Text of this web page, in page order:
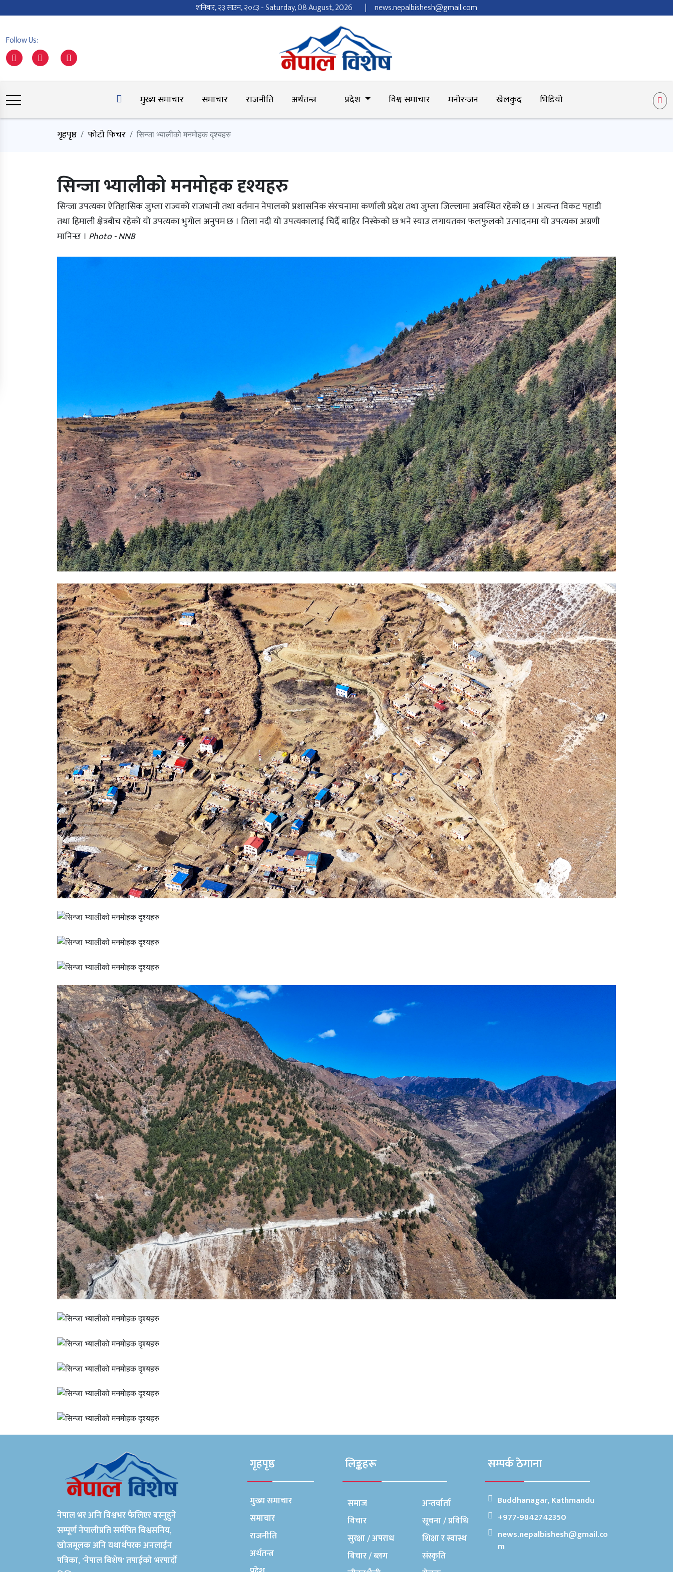
शनिबार, २३ साउन, २०८३ - Saturday, 08 August, 2026 news.nepalbishesh@gmail.com
Follow Us:
मुख्य समाचार समाचार राजनीति अर्थतन्त्र प्रदेश विश्व समाचार मनोरन्जन खेलकुद भिडियो
गृहपृष्ठ फोटो फिचर सिन्जा भ्यालीको मनमोहक दृश्यहरु
सिन्जा भ्यालीको मनमोहक दृश्यहरु
सिन्जा उपत्यका ऐतिहासिक जुम्ला राज्यको राजधानी तथा वर्तमान नेपालको प्रशासनिक संरचनामा कर्णाली प्रदेश तथा जुम्ला जिल्लामा अवस्थित रहेको छ । अत्यन्त विकट पहाडी
तथा हिमाली क्षेत्रबीच रहेको यो उपत्यका भुगोल अनुपम छ । तिला नदी यो उपत्यकालाई चिर्दै बाहिर निस्केको छ भने स्याउ लगायतका फलफुलको उत्पादनमा यो उपत्यका अग्रणी
मानिन्छ । Photo - NNB
नेपाल भर अनि विश्वभर फैलिएर बस्नुहुने
सम्पूर्ण नेपालीप्रति सर्मपित बिश्वसनिय,
खोजमूलक अनि यथार्थपरक अनलाईन
पत्रिका, 'नेपाल बिशेष' तपाईको भरपार्दो
गृहपृष्ठ
मुख्य समाचार
समाचार
राजनीति
अर्थतन्त्र
लिङ्कहरू
समाज
विचार
सुरक्षा / अपराध
बिचार / ब्लग
अन्तर्वार्ता
सूचना / प्रविधि
शिक्षा र स्वास्थ
संस्कृति
सम्पर्क ठेगाना
Buddhanagar, Kathmandu
+977-9842742350
news.nepalbishesh@gmail.co
m